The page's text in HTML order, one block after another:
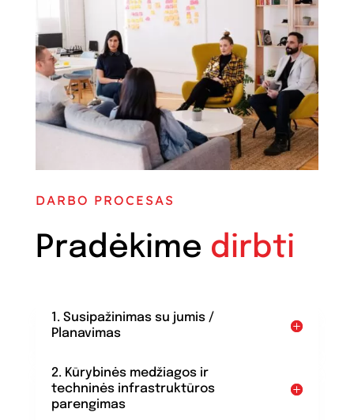
DARBO PROCESAS
Pradėkime dirbti
1. Susipažinimas su jumis /
Planavimas
2. Kūrybinės medžiagos ir
techninės infrastruktūros
parengimas